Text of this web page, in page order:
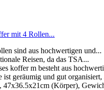
mit 4 Rollen...
sind aus hochwertigen und...
Reisen, da das TSA...
m besteht aus
geräumig und gut organisiert,
(Körper),